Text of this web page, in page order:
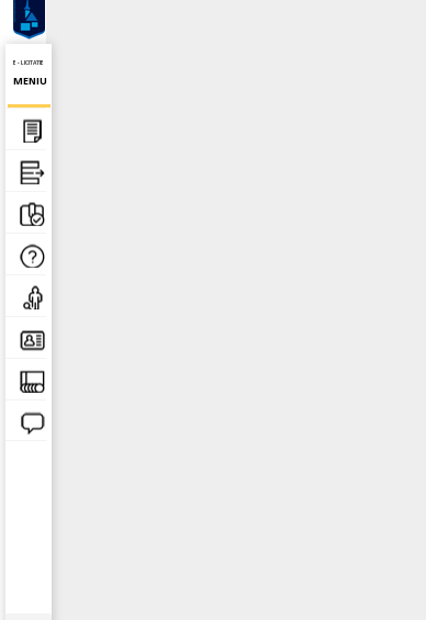
E - LICITATIE
MENIU